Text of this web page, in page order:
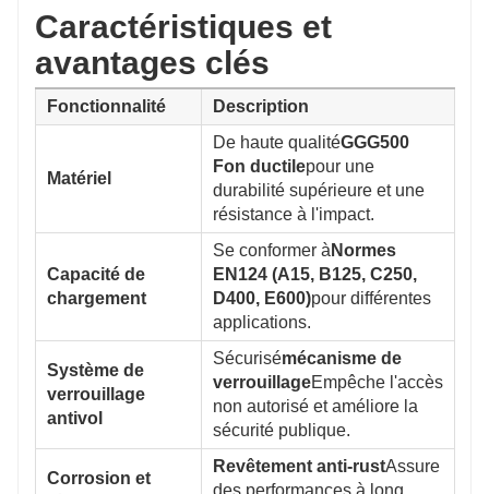
Caractéristiques et
avantages clés
Fonctionnalité Description
Matériel
De haute qualitéGGG500
Fon ductilepour une
durabilité supérieure et une
résistance à l'impact.
Capacité de
chargement
Se conformer à Normes
EN124 (A15, B125, C250,
D400, E600)pour différentes
applications.
Système de
verrouillage
antivol
Sécurisémécanisme de
verrouillageEmpêche l'accès
non autorisé et améliore la
sécurité publique.
Corrosion et
Revêtement anti-rustAssure
des performances à long